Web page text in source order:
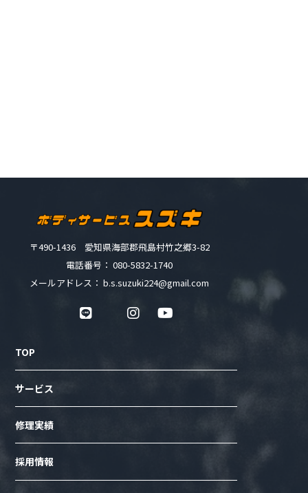
〒490-1436 愛知県海部郡飛島村竹之郷3-82
電話番号： 080-5832-1740
メールアドレス： b.s.suzuki224@gmail.com
TOP
サービス
修理実績
採用情報